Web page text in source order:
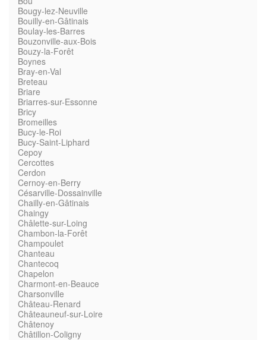
Bougy-lez-Neuville
Bouilly-en-Gâtinais
Boulay-les-Barres
Bouzonville-aux-Bois
Bouzy-la-Forêt
Boynes
Bray-en-Val
Breteau
Briare
Briarres-sur-Essonne
Bricy
Bromeilles
Bucy-le-Roi
Bucy-Saint-Liphard
Cepoy
Cercottes
Cerdon
Cernoy-en-Berry
Césarville-Dossainville
Chailly-en-Gâtinais
Chaingy
Châlette-sur-Loing
Chambon-la-Forêt
Champoulet
Chanteau
Chantecoq
Chapelon
Charmont-en-Beauce
Charsonville
Château-Renard
Châteauneuf-sur-Loire
Châtenoy
Châtillon-Coligny